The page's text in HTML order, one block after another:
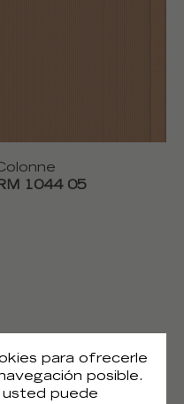
1044 05
para ofrecerle
posible.
usted puede